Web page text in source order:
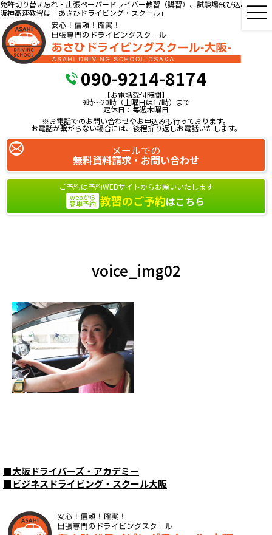
免許切り替え忘れ・出張ペーパードライバー教習（講習）、試験場飛び込み教習、
阪神高速教習は「あさひドライビング・スクール」
090-9214-8174
【お電話受付時間】
9時～20時（土曜日は17時）まで
定休日：毎週木曜日
※お電話でのお問い合わせやお申込みも行っております。
お電話が繋がらない場合には、後程折り返しお電話いたします。
メールでの
無料資料請求・お問い合わせ
ご予約は予約WEBサイトからお願いいたします
webから
簡単予約 教習のご予約はこちら
voice_img02
■大阪ドライバーズ・アカデミー
■ビジネスドライビング・スクール大阪